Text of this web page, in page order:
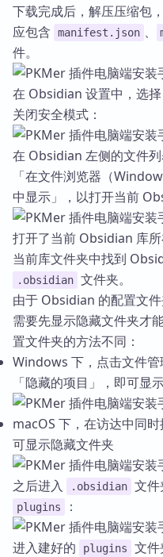
下载完成后，解压压缩包
应包含
manifest.json 、
件。
在 Obsidian 设置中，选
关闭安全模式：
在 Obsidian 左侧的文件
「在文件浏览器（
中显示」，以打开当前
打开了当前 Obsidian 库
当前库文件夹中找到
.obsidian 文件夹。
由于 Obsidian 的配置文
需要先显示隐藏文件夹才
置文件夹的方法不同：
Windows 下，点击文件
「隐藏的项目」，即可显
macOS 下，在访达中同
可显示隐藏文件夹
之后进入 .obsidian 文
plugins ：
进入建好的 plugins
文